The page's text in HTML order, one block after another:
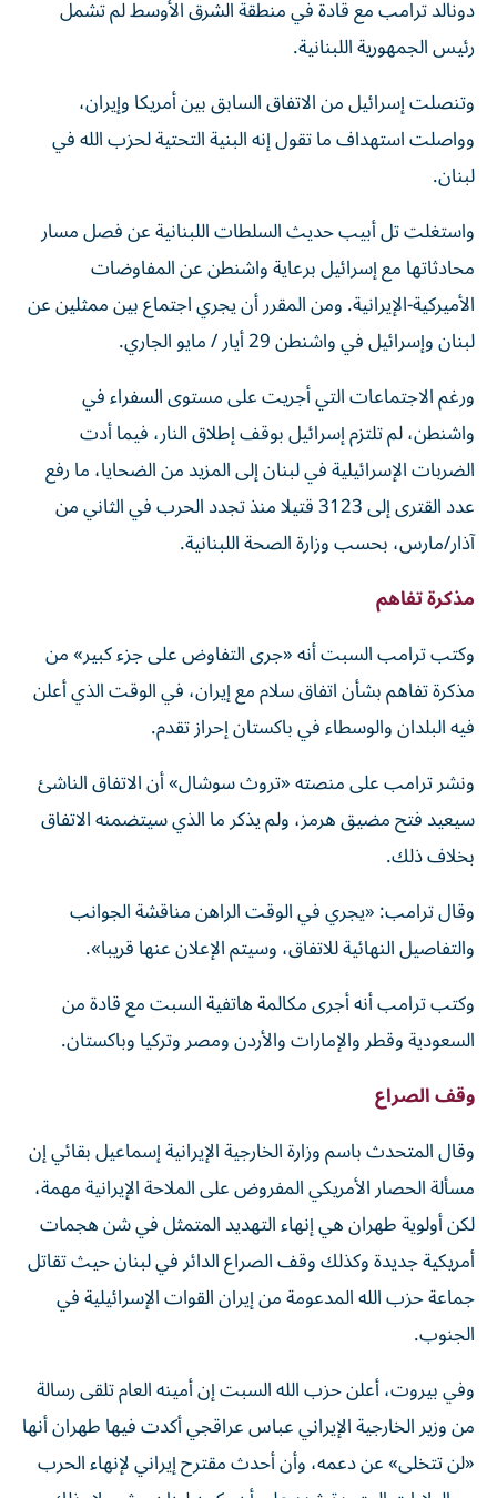
دونالد ترامب مع قادة في منطقة الشرق الأوسط لم تشمل
رئيس الجمهورية اللبنانية.
وتنصلت إسرائيل من الاتفاق السابق بين أمريكا وإيران،
وواصلت استهداف ما تقول إنه البنية التحتية لحزب الله في
لبنان.
واستغلت تل أبيب حديث السلطات اللبنانية عن فصل مسار
محادثاتها مع إسرائيل برعاية واشنطن عن المفاوضات
الأميركية-الإيرانية. ومن المقرر أن يجري اجتماع بين ممثلين عن
لبنان وإسرائيل في واشنطن 29 أيار / مايو الجاري.
ورغم الاجتماعات التي أجريت على مستوى السفراء في
واشنطن، لم تلتزم إسرائيل بوقف إطلاق النار، فيما أدت
الضربات الإسرائيلية في لبنان إلى المزيد من الضحايا، ما رفع
عدد القترى إلى 3123 قتيلا منذ تجدد الحرب في الثاني من
آذار/مارس، بحسب وزارة الصحة اللبنانية.
مذكرة تفاهم
وكتب ترامب السبت أنه «جرى التفاوض على جزء كبير» من
مذكرة تفاهم بشأن اتفاق سلام مع إيران، في الوقت الذي أعلن
فيه ‌البلدان والوسطاء في باكستان إحراز تقدم.
ونشر ترامب على منصته «تروث سوشال» أن الاتفاق الناشئ
سيعيد فتح مضيق هرمز، ولم يذكر ما الذي سيتضمنه الاتفاق
‌بخلاف ذلك.
وقال ترامب: «يجري في الوقت الراهن مناقشة الجوانب
والتفاصيل ‌النهائية للاتفاق، وسيتم الإعلان عنها قريبا».
وكتب ترامب أنه أجرى مكالمة هاتفية السبت مع قادة من
السعودية وقطر والإمارات والأردن ومصر وتركيا وباكستان.
وقف الصراع
وقال المتحدث باسم وزارة الخارجية ‌الإيرانية إسماعيل بقائي إن
مسألة الحصار الأمريكي المفروض على الملاحة الإيرانية مهمة،
لكن أولوية طهران هي إنهاء التهديد المتمثل في شن هجمات
أمريكية جديدة وكذلك وقف الصراع الدائر في لبنان حيث تقاتل
جماعة حزب الله المدعومة من إيران القوات الإسرائيلية في
⁠الجنوب.
وفي بيروت، أعلن حزب الله السبت إن أمينه العام تلقى رسالة
من وزير الخارجية الإيراني عباس عراقجي أكدت فيها طهران أنها
«لن تتخلى» عن دعمه، وأن أحدث مقترح إيراني لإنهاء الحرب